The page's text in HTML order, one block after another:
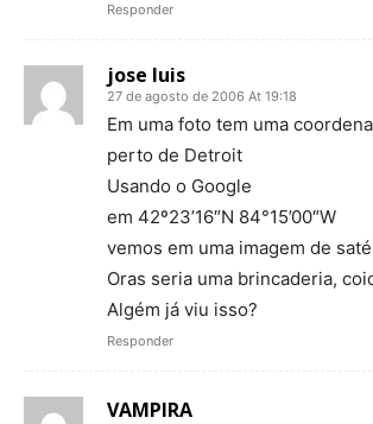
Responder
jose luis
27 de agosto de 2006 At 19:18
Em uma foto tem uma
perto de Detroit
Usando o Google
em 42º23’16″N 84°15’00″W
vemos em uma imagem de
Oras seria uma brincaderia,
Algém já viu isso?
Responder
VAMPIRA